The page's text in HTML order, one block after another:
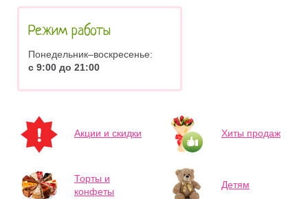
Режим работы
Понедельник–воскресенье:
с 9:00 до 21:00
Акции и скидки Хиты продаж
Торты и
конфеты
Детям